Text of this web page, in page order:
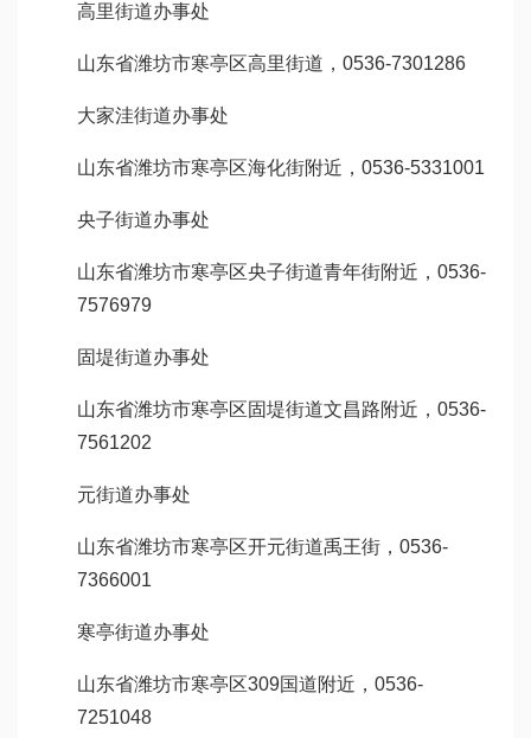
高里街道办事处
山东省潍坊市寒亭区高里街道，0536-7301286
大家洼街道办事处
山东省潍坊市寒亭区海化街附近，0536-5331001
央子街道办事处
山东省潍坊市寒亭区央子街道青年街附近，0536-
7576979
固堤街道办事处
山东省潍坊市寒亭区固堤街道文昌路附近，0536-
7561202
元街道办事处
山东省潍坊市寒亭区开元街道禹王街，0536-
7366001
寒亭街道办事处
山东省潍坊市寒亭区309国道附近，0536-
7251048